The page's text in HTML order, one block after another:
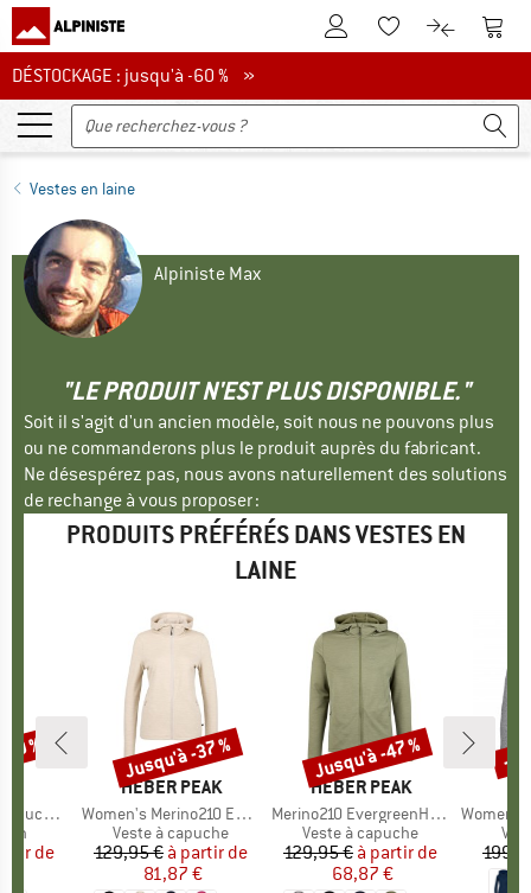
Vers le compte client
Vers la liste
Vers le
DÉSTOCKAGE : jusqu'à -60 %
DÉSTOCKAGE : jusqu'à -60 % »
Vestes en laine
Alpiniste Max
"LE PRODUIT N'EST PLUS DISPONIBLE."
Soit il s'agit d'un ancien modèle, soit nous ne pouvons plus
ou ne commanderons plus le produit auprès du fabricant.
Ne désespérez pas, nous avons naturellement des solutions
de rechange à vous proposer :
PRODUITS PRÉFÉRÉS DANS VESTES EN
LAINE
bébé
réduit
de
%
MARQUE
HEBER PEAK
Article
Women's Merino210 EvergreenHe. Zip Hoody
Product group
Veste à capuche
Prix
129,95 € Prix réduit
à partir de
81,87 €
Remise
Jusqu'à -37 %
MARQUE
HEBER PEAK
Article
Merino210 EvergreenHe. Zip Hoody
Product group
Veste à capuche
Prix
129,95 € Prix réduit
à partir de
68,87 €
Remise
Jusqu'à -47 %
Article
Women's
-